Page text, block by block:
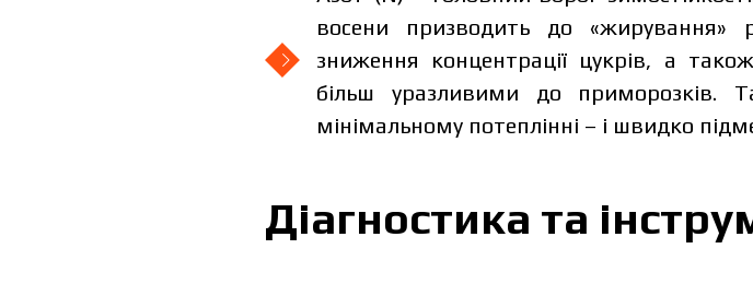
восени призводить до «жирування»
зниження концентрації цукрів, а
більш уразливими до приморозків.
мінімальному потеплінні – і швидко
Діагностика та